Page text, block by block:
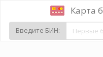
Карта
Введите БИН: